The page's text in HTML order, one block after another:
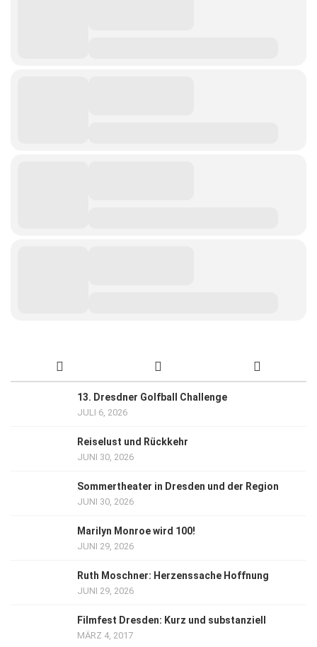
13. Dresdner Golfball Challenge
JULI 6, 2026
Reiselust und Rückkehr
JUNI 30, 2026
Sommertheater in Dresden und der Region
JUNI 30, 2026
Marilyn Monroe wird 100!
JUNI 29, 2026
Ruth Moschner: Herzenssache Hoffnung
JUNI 29, 2026
Filmfest Dresden: Kurz und substanziell
MÄRZ 4, 2017